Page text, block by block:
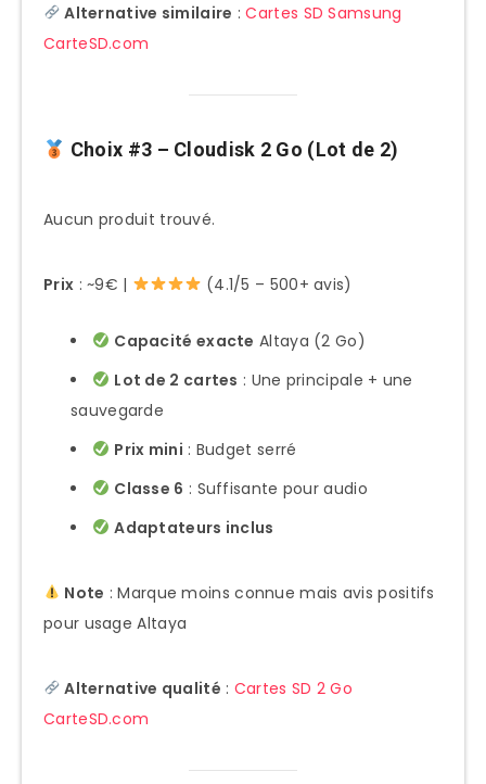
Alternative similaire :Cartes SD Samsung
CarteSD.com
Choix #3 – Cloudisk 2 Go (Lot de 2)
Aucun produit trouvé.
Prix : ~9€ | (4.1/5 – 500+ avis)
Capacité exacte Altaya (2 Go)
Lot de 2 cartes : Une principale + une
sauvegarde
Prix mini : Budget serré
Classe 6 : Suffisante pour audio
Adaptateurs inclus
Note : Marque moins connue mais avis positifs
pour usage Altaya
Alternative qualité : Cartes SD 2 Go
CarteSD.com